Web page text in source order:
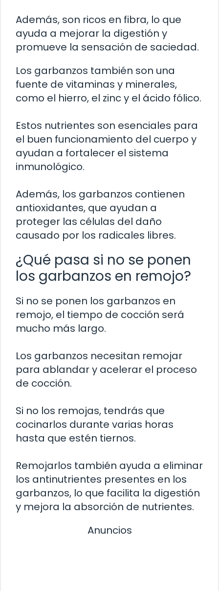
Además, son ricos en fibra, lo que
ayuda a mejorar la digestión y
promueve la sensación de saciedad.
Los garbanzos también son una
fuente de vitaminas y minerales,
como el hierro, el zinc y el ácido fólico.
Estos nutrientes son esenciales para
el buen funcionamiento del cuerpo y
ayudan a fortalecer el sistema
inmunológico.
Además, los garbanzos contienen
antioxidantes, que ayudan a
proteger las células del daño
causado por los radicales libres.
¿Qué pasa si no se ponen
los garbanzos en remojo?
Si no se ponen los garbanzos en
remojo, el tiempo de cocción será
mucho más largo.
Los garbanzos necesitan remojar
para ablandar y acelerar el proceso
de cocción.
Si no los remojas, tendrás que
cocinarlos durante varias horas
hasta que estén tiernos.
Remojarlos también ayuda a eliminar
los antinutrientes presentes en los
garbanzos, lo que facilita la digestión
y mejora la absorción de nutrientes.
Anuncios